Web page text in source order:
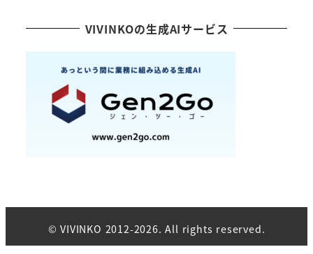
VIVINKOの生成AIサービス
© VIVINKO 2012-2026. All rights reserved.